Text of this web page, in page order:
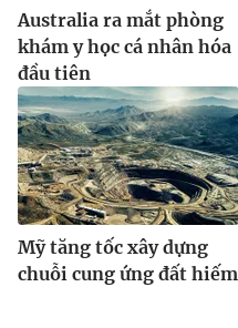
Australia ra mắt phòng
khám y học cá nhân hóa
đầu tiên
Mỹ tăng tốc xây dựng
chuỗi cung ứng đất hiếm